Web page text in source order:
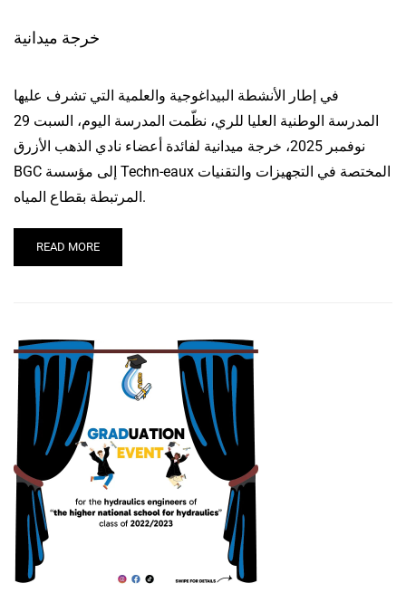
خرجة ميدانية
في إطار الأنشطة البيداغوجية والعلمية التي تشرف عليها
المدرسة الوطنية العليا للري، نظّمت المدرسة اليوم، السبت 29
نوفمبر 2025، خرجة ميدانية لفائدة أعضاء نادي الذهب الأزرق
BGC إلى مؤسسة Techn-eaux المختصة في التجهيزات والتقنيات
المرتبطة بقطاع المياه.
READ MORE